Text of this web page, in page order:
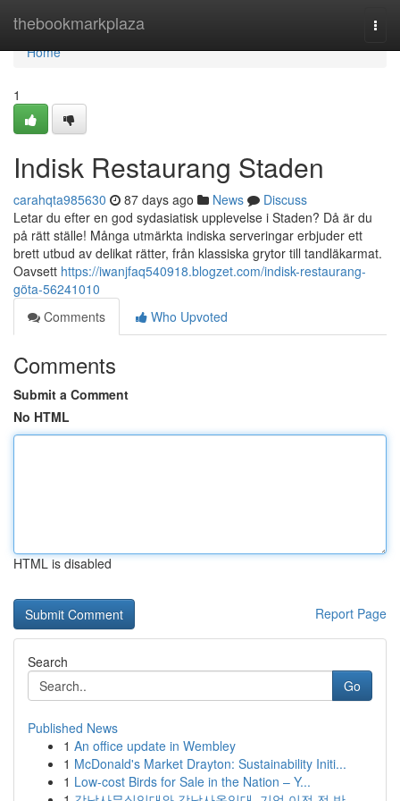
thebookmarkplaza
Home
Home
1
Indisk Restaurang Staden
carahqta985630 87 days ago News
Discuss
Letar du efter en god sydasiatisk upplevelse i Staden? Då är du
på rätt ställe! Många utmärkta indiska serveringar erbjuder ett
brett utbud av delikat rätter, från klassiska grytor till tandläkarmat.
Oavsett https://iwanjfaq540918.blogzet.com/indisk-restaurang-
göta-56241010
Comments
Who Upvoted
Comments
Submit a Comment
No HTML
HTML is disabled
Report Page
Search
Go
Published News
1 An office update in Wembley
1 McDonald's Market Drayton: Sustainability Initi...
1 Low-cost Birds for Sale in the Nation – Y...